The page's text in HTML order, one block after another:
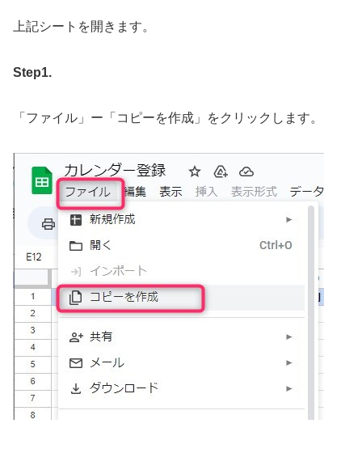
上記シートを開きます。
Step1.
「ファイル」ー「コピーを作成」をクリックします。